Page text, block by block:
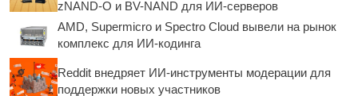
zNAND-O и BV-NAND для ИИ-серверов
AMD, Supermicro и Spectro Cloud вывели на рынок
комплекс для ИИ-кодинга
Reddit внедряет ИИ-инструменты модерации для
поддержки новых участников